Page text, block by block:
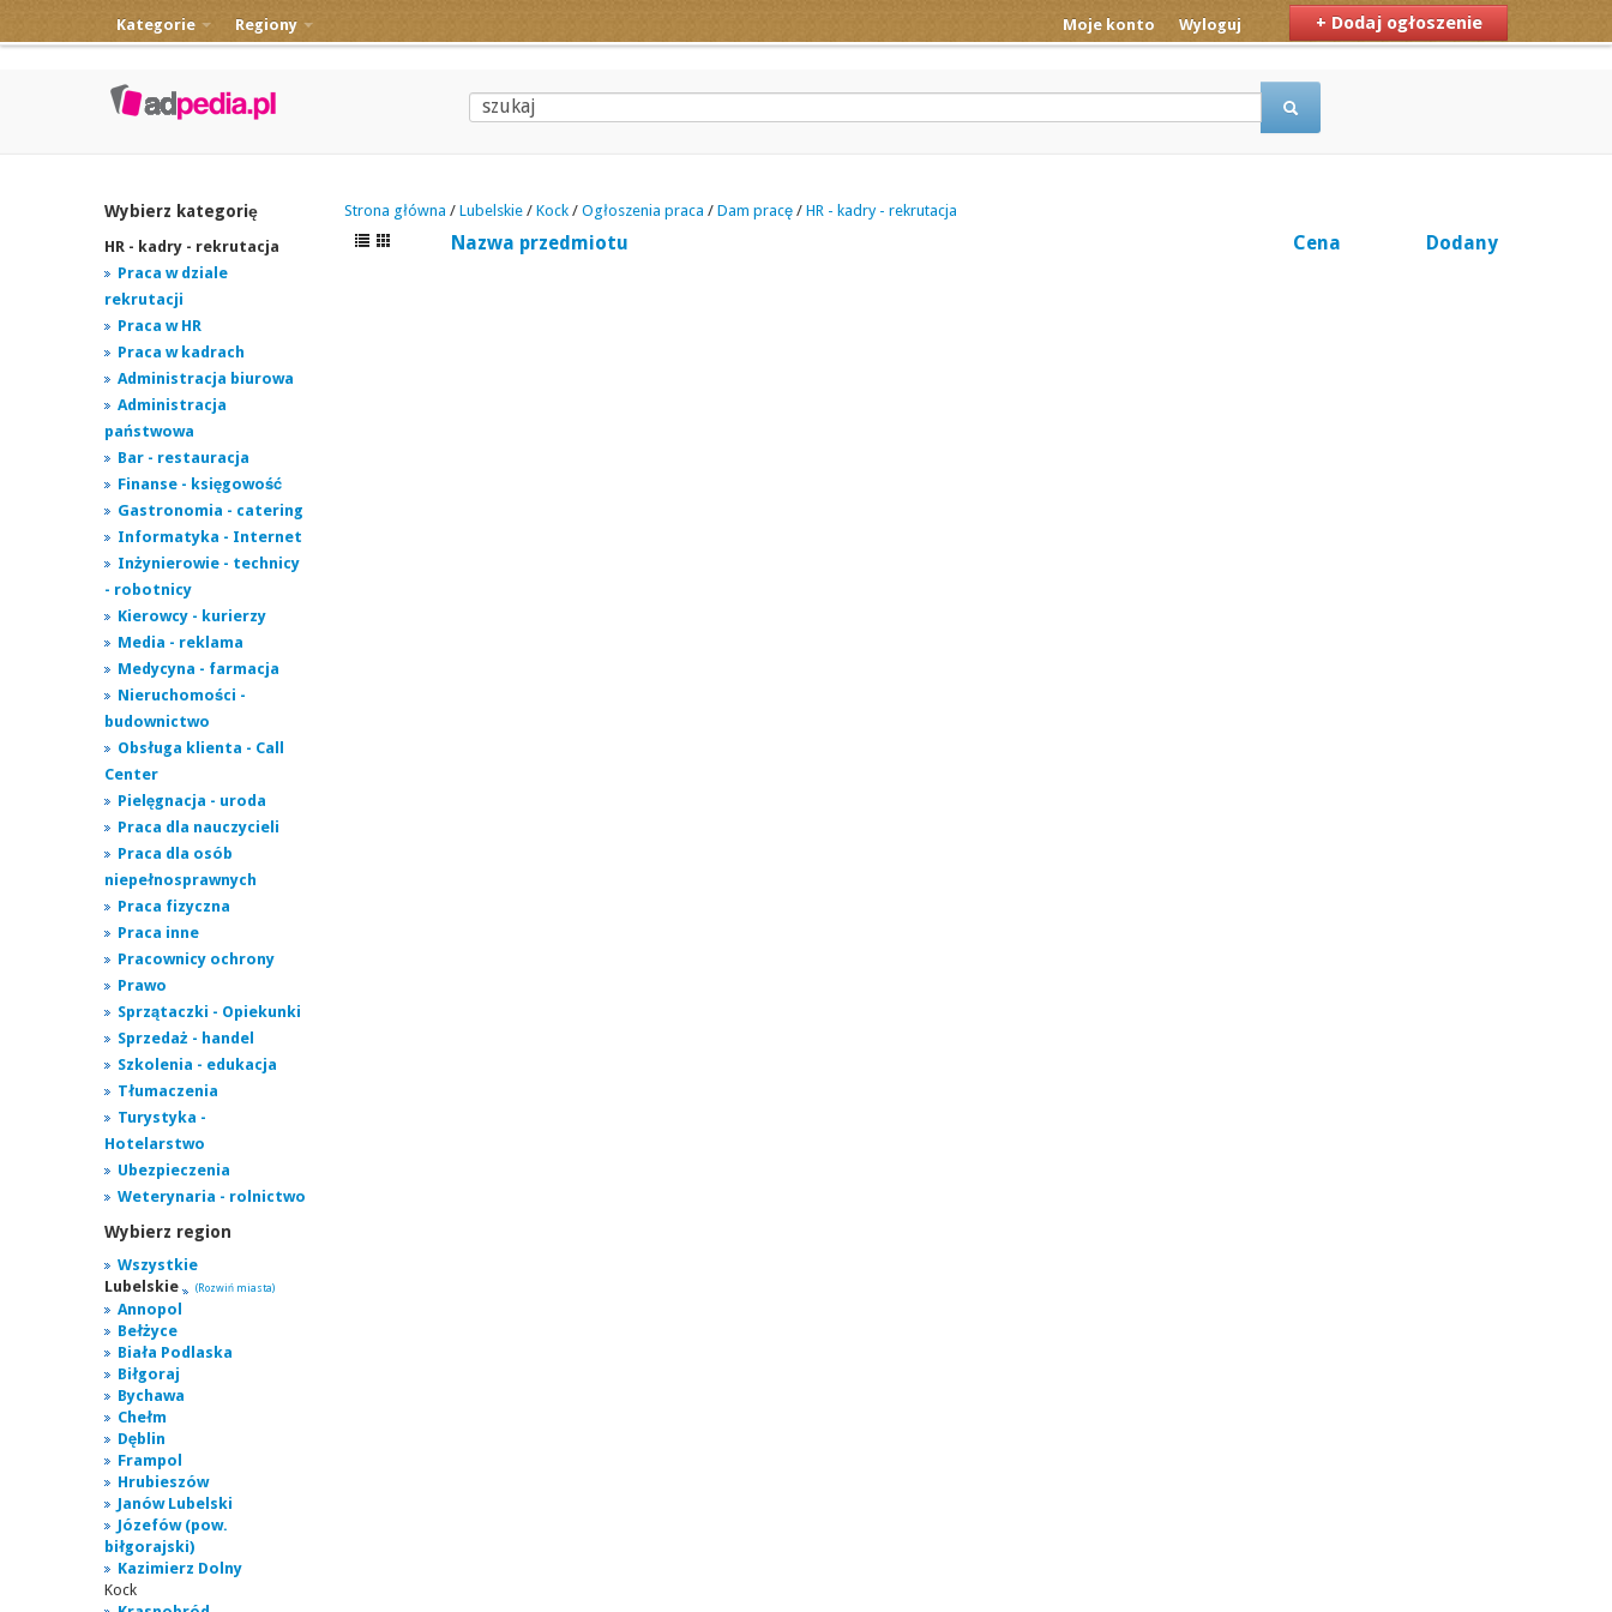
Kategorie Regiony + Dodaj ogłoszenie
Moje konto Wyloguj
Wybierz kategorię
HR - kadry - rekrutacja
Praca w dziale
rekrutacji
Praca w HR
Praca w kadrach
Administracja biurowa
Administracja
państwowa
Bar - restauracja
Finanse - księgowość
Gastronomia - catering
Informatyka - Internet
Inżynierowie - technicy
- robotnicy
Kierowcy - kurierzy
Media - reklama
Medycyna - farmacja
Nieruchomości -
budownictwo
Obsługa klienta - Call
Center
Pielęgnacja - uroda
Praca dla nauczycieli
Praca dla osób
niepełnosprawnych
Praca fizyczna
Praca inne
Pracownicy ochrony
Prawo
Sprzątaczki - Opiekunki
Sprzedaż - handel
Szkolenia - edukacja
Tłumaczenia
Turystyka -
Hotelarstwo
Ubezpieczenia
Weterynaria - rolnictwo
Wybierz region
Wszystkie
Lubelskie
(Rozwiń miasta)
Annopol
Bełżyce
Biała Podlaska
Biłgoraj
Bychawa
Chełm
Dęblin
Frampol
Hrubieszów
Janów Lubelski
Józefów (pow.
biłgorajski)
Kazimierz Dolny
Kock
Strona główna / Lubelskie / Kock / Ogłoszenia praca / Dam pracę / HR - kadry - rekrutacja
Nazwa przedmiotu Cena Dodany